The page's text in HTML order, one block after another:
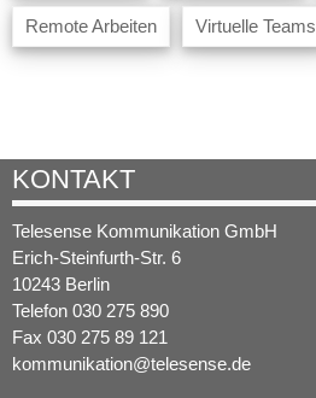
Remote Arbeiten Virtuelle Teams
KONTAKT
Telesense Kommunikation GmbH
Erich-Steinfurth-Str. 6
10243 Berlin
Telefon 030 275 890
Fax 030 275 89 121
kommunikation@telesense.de